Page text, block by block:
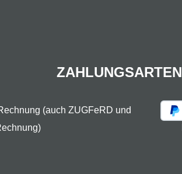
ZAHLUNGSARTEN
(auch ZUGFeRD und